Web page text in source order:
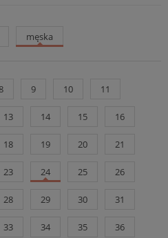
męska
9 10 11
13 14 15 16
18 19 20 21
23 24 25 26
28 29 30 31
33 34 35 36